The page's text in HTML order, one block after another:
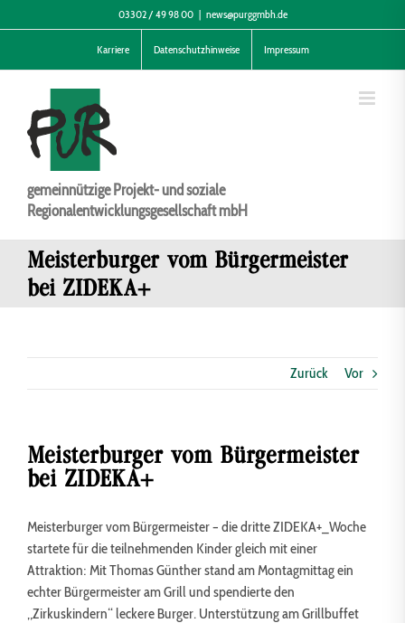
Inhalt
03302 / 49 98 00 | news@purggmbh.de
Karriere Datenschutzhinweise Impressum
gemeinnützige Projekt- und soziale
Regionalentwicklungsgesellschaft mbH
Meisterburger vom Bürgermeister
bei ZIDEKA+
Zurück Vor
Meisterburger vom Bürgermeister
bei ZIDEKA+
Meisterburger vom Bürgermeister – die dritte ZIDEKA+_Woche
startete für die teilnehmenden Kinder gleich mit einer
Attraktion: Mit Thomas Günther stand am Montagmittag ein
echter Bürgermeister am Grill und spendierte den
„Zirkuskindern“ leckere Burger. Unterstützung am Grillbuffet